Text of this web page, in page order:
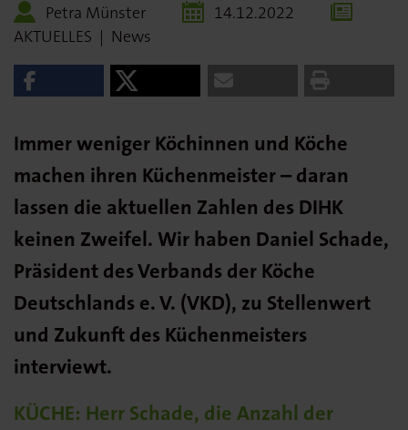
Petra Münster
14.12.2022
AKTUELLES | News
Immer weniger Köchinnen und Köche
machen ihren Küchenmeister – daran
lassen die aktuellen Zahlen des DIHK
keinen Zweifel. Wir haben Daniel Schade,
Präsident des Verbands der Köche
Deutschlands e. V. (VKD), zu Stellenwert
und Zukunft des Küchenmeisters
interviewt.
KÜCHE: Herr Schade, die Anzahl der